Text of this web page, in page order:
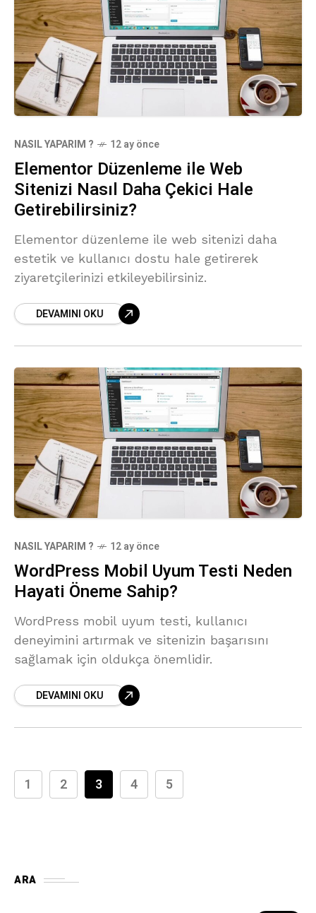
NASIL YAPARIM ? 12 ay önce
Elementor Düzenleme ile Web
Sitenizi Nasıl Daha Çekici Hale
Getirebilirsiniz?
Elementor düzenleme ile web sitenizi daha
estetik ve kullanıcı dostu hale getirerek
ziyaretçilerinizi etkileyebilirsiniz.
DEVAMINI OKU
NASIL YAPARIM ? 12 ay önce
WordPress Mobil Uyum Testi Neden
Hayati Öneme Sahip?
WordPress mobil uyum testi, kullanıcı
deneyimini artırmak ve sitenizin başarısını
sağlamak için oldukça önemlidir.
DEVAMINI OKU
1 2 3 4 5
ARA